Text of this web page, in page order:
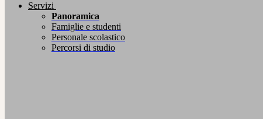
Servizi
Panoramica
Famiglie e studenti
Personale scolastico
Percorsi di studio